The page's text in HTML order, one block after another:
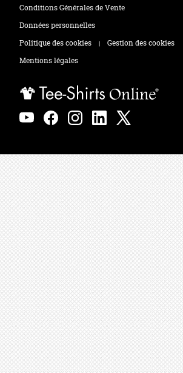
Zones de marquage
Polos
Sweats
Conditions Générales de Vente
Données personnelles
Politique des cookies
|
Gestion des cookies
Mentions légales